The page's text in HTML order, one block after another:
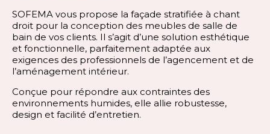
SOFEMA vous propose la façade stratifiée à chant
droit pour la conception des meubles de salle de
bain de vos clients. Il s’agit d’une solution esthétique
et fonctionnelle, parfaitement adaptée aux
exigences des professionnels de l’agencement et de
l’aménagement intérieur.
Conçue pour répondre aux contraintes des
environnements humides, elle allie robustesse,
design et facilité d’entretien.